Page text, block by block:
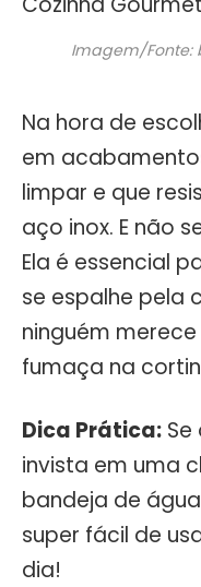
Imagem/Fonte:
Na hora de
em
limpar e que
aço inox. E não
Ela é essencial
se espalhe pela
ninguém
fumaça na
Dica Prática:
invista em uma
bandeja de
super fácil de
dia!